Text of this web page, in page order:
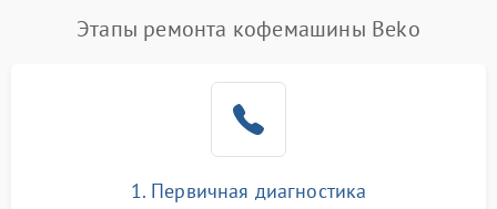
Этапы ремонта кофемашины Beko
1. Первичная диагностика